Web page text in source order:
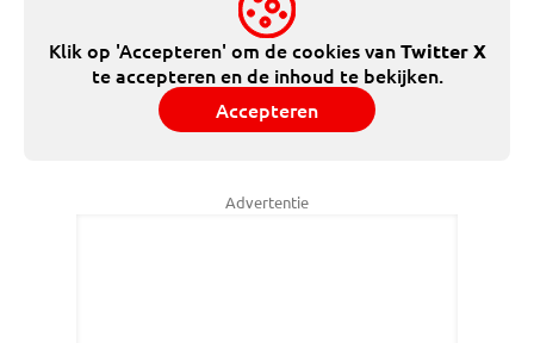
Klik op 'Accepteren' om de cookies vanTwitter X
te accepteren en de inhoud te bekijken.
Accepteren
Advertentie